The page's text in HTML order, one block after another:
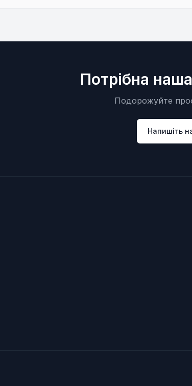
Потрібна
Подорожуйте
Напишіть